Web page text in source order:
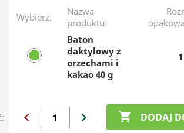
Wybierz:
Nazwa
produktu:
Baton
daktylowy z
orzechami i
kakao 40 g
chevron_left chevron_right  DODAJ